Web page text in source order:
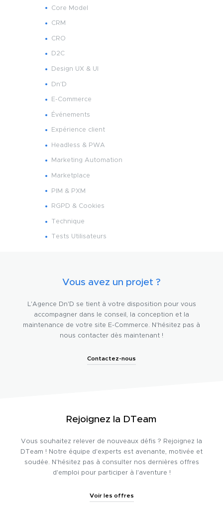
Core Model
CRM
CRO
D2C
Design UX & UI
Dn'D
E-Commerce
Événements
Expérience client
Headless & PWA
Marketing Automation
Marketplace
PIM & PXM
RGPD & Cookies
Technique
Tests Utilisateurs
Vous avez un projet ?
L'Agence Dn'D se tient à votre disposition pour vous
accompagner dans le conseil, la conception et la
maintenance de votre site E-Commerce. N'hésitez pas à
nous contacter dès maintenant !
Contactez-nous
Rejoignez la DTeam
Vous souhaitez relever de nouveaux défis ? Rejoignez la
DTeam ! Notre équipe d'experts est avenante, motivée et
soudée. N'hésitez pas à consulter nos dernières offres
d'emploi pour participer à l'aventure !
Voir les offres